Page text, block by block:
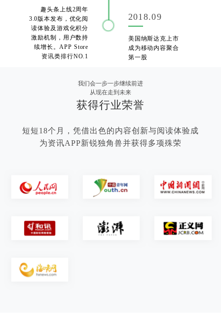
趣头条上线2周年
3.0版本发布，优化阅
读体验及游戏化积分
激励机制，用户数持
续增长。APP Store
资讯类排行NO.1
2018.09
美国纳斯达克上市
成为移动内容聚合
第一股
我们会一步一步继续前进
从现在走到未来
获得行业荣誉
短短18个月，凭借出色的内容创新与阅读体验成
为资讯APP新锐独角兽并获得多项殊荣